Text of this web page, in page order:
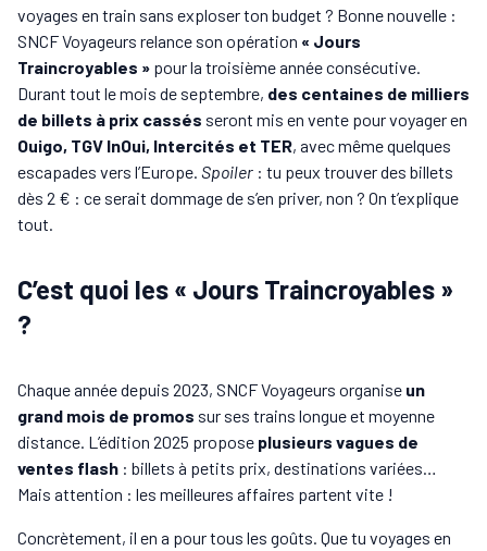
voyages en train sans exploser ton budget ? Bonne nouvelle :
SNCF Voyageurs relance son opération « Jours
Traincroyables » pour la troisième année consécutive.
Durant tout le mois de septembre, des centaines de milliers
de billets à prix cassés seront mis en vente pour voyager en
Ouigo, TGV InOui, Intercités et TER, avec même quelques
escapades vers l’Europe. Spoiler : tu peux trouver des billets
dès 2 € : ce serait dommage de s’en priver, non ? On t’explique
tout.
C’est quoi les « Jours Traincroyables »
?
Chaque année depuis 2023, SNCF Voyageurs organise un
grand mois de promos sur ses trains longue et moyenne
distance. L’édition 2025 propose plusieurs vagues de
ventes flash : billets à petits prix, destinations variées…
Mais attention : les meilleures affaires partent vite !
Concrètement, il en a pour tous les goûts. Que tu voyages en